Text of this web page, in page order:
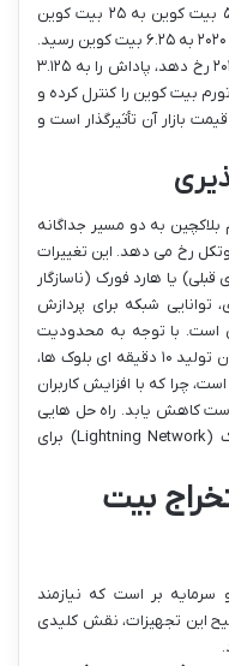
هاوینگ در سال ۲۰۱۲ رخ داد و پاداش از ۵۰ بیت کوین به ۲۵ بیت کوین
کاهش یافت. در سال ۲۰۱۶ به ۱۲.۵ و در سال ۲۰۲۰ به ۶.۲۵ بیت کوین رسید.
هاوینگ بعدی که انتظار می رود در سال ۲۰۲۴ رخ دهد، پاداش را به ۳.۱۲۵
بیت کوین را کنترل کرده و
بازار آن تأثیرگذار است و
به دو مسیر جداگانه
رخ می دهد. این تغییرات
یا هارد فورک (ناسازگار
شبکه برای پردازش
است. با توجه به محدودیت
اندازه بلوک در بیت کوین (۱ مگابایت) و زمان تولید ۱۰ دقیقه ای بلوک ها،
چرا که با افزایش کاربران
کاهش یابد. راه حل هایی
مانند سگویت (SegWit) و لایتنینگ نتورک (Lightning Network) برای
بیت
بر است که نیازمند
این تجهیزات، نقش کلیدی